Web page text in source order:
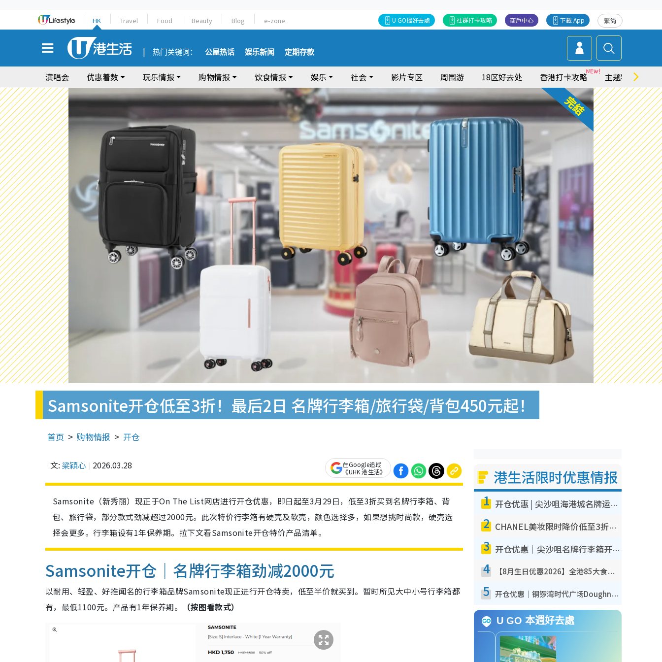
HK Travel Food Beauty Blog e-zone 繁简
下載 App
商戶中心
社群打卡攻略
U GO搵好去處
热门关键词： 公屋热话 娱乐新闻 定期存款
演唱会 优惠着数 玩乐情报 购物情报 饮食情报 娱乐 社会 影片专区 周围游 18区好去处 香港打卡攻略 主题特集
Samsonite开仓低至3折！最后2日 名牌行李箱/旅行袋/背包450元起！
首页 购物情报 开仓
文: 梁穎心 2026.03.28
在Google追蹤
《UHK 港生活》
Samsonite（新秀丽）现正于On The List网店进行开仓优惠，即日起至3月29日，低至3折买到名牌行李箱、背
包、旅行袋，部分款式劲减超过2000元。此次特价行李箱有硬壳及软壳，颜色选择多，如果想挑时尚款，硬壳选
择会更多。行李箱设有1年保养期。拉下文看Samsonite开仓特价产品清单。
Samsonite开仓｜名牌行李箱劲减2000元
以耐用、轻盈、好推闻名的行李箱品牌Samsonite现正进行开仓特卖，低至半价就买到。暂时所见大中小号行李箱都
有，最低1100元。产品有1年保养期。
（按图看款式）
港生活限时优惠情报
1 开仓优惠 | 尖沙咀海港城名牌运动鞋开仓低至1折！On鞋$899起/Joy&Peace鞋履$98起
2 CHANEL美妆限时降价低至3折！人气粉底/唇膏/精华液低至$275！COCO香水都有平
3 开仓优惠｜尖沙咀名牌行李箱开仓低至4折！一连5日 American Tourister/ace./Hallmark $200起
4 【8月生日优惠2026】全港85大食买玩著数攻略 自助餐/火锅放题同行免费＋诚品/DONKI送现金券
5 开仓优惠｜铜锣湾时代广场Doughnut/Campo Marzio开仓低至1折！背囊、书包、手袋劈价$200起
U GO 本週好去處